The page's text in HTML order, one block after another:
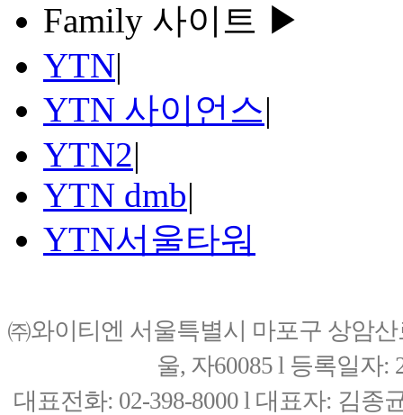
Family 사이트 ▶
YTN|
YTN 사이언스|
YTN2|
YTN dmb|
YTN서울타워
㈜와이티엔 서울특별시 마포구 상암
울, 자60085 l 등록일자:
대표전화: 02-398-8000 l 대표자: 김종